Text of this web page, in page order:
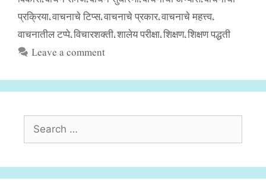
प्रक्रिया,वाचनाचे टिप्स,वाचनाचे प्रकार,वाचनाचे महत्त्व,
वाचनातील टप्पे,विचारशक्ती,शालेय परीक्षा,शिक्षण,शिक्षण पद्धती
Leave a comment